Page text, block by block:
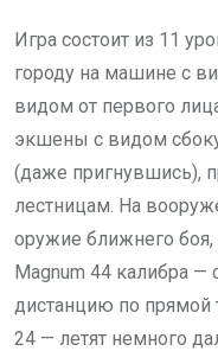
Игра состоит из 11
городу на машине с
видом от первого
экшены с видом
(даже пригнувшись),
лестницам. На
оружие ближнего боя,
Magnum 44 калибра
дистанцию по прямой
24 — летят немного